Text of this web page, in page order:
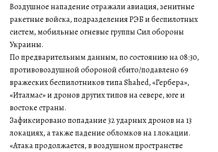
Воздушное нападение отражали авиация, зенитные
ракетные войска, подразделения РЭБ и беспилотных
систем, мобильные огневые группы Сил обороны
Украины.
По предварительным данным, по состоянию на 08:30,
противовоздушной обороной сбито/подавлено 69
вражеских беспилотников типа Shahed, «Гербера»,
«Италмас» и дронов других типов на севере, юге и
востоке страны.
Зафиксировано попадание 32 ударных дронов на 13
локациях, а также падение обломков на 1 локации.
«Атака продолжается, в воздушном пространстве